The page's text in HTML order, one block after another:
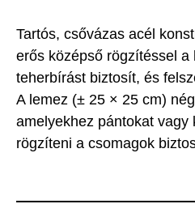
Tartós, csővázas acél
erős középső rögzítéssel a
teherbírást biztosít, és
A lemez (± 25 × 25 cm)
amelyekhez pántokat vagy
rögzíteni a csomagok